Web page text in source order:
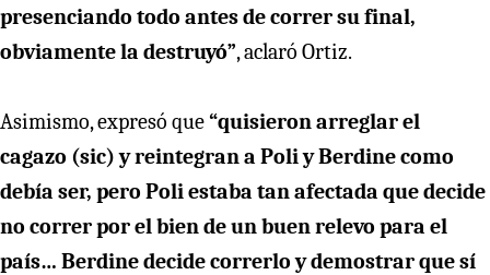
presenciando todo antes de correr su final,
obviamente la destruyó”, aclaró Ortiz.
Asimismo, expresó que“quisieron arreglar el
cagazo (sic) y reintegran a Poli y Berdine como
debía ser, pero Poli estaba tan afectada que decide
no correr por el bien de un buen relevo para el
país… Berdine decide correrlo y demostrar que sí